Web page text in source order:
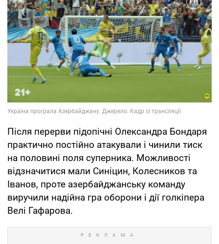
Після перерви підопічні Олександра Бондаря
практично постійно атакували і чинили тиск
на половині поля суперника. Можливості
відзначитися мали Синіцин, Колесников та
Іванов, проте азербайджанську команду
виручили надійна гра оборони і дії голкіпера
Велі Гафарова.